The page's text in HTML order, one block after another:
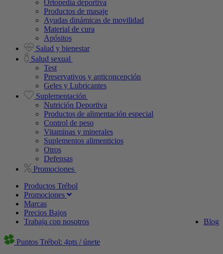
Ortopedia deportiva
Productos de masaje
Ayudas dinámicas de movilidad
Material de cura
Apósitos
Salud y bienestar
Salud sexual
Test
Preservativos y anticoncepción
Geles y Lubricantes
Suplementación
Nutrición Deportiva
Productos de alimentación especial
Control de peso
Vitaminas y minerales
Suplementos alimenticios
Otros
Defensas
Promociones
Productos Trébol
Promociones
Marcas
Precios Bajos
Blog
Trabaja con nosotros
Puntos Trébol: 4pts / únete